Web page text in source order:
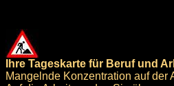
Ihre Tageskarte für Beruf und
Mangelnde Konzentration auf der